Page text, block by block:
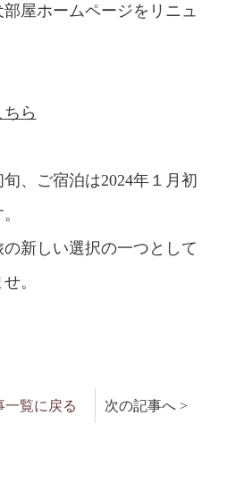
屋ホームページをリニュ
ちら
、ご宿泊は2024年１月初
新しい選択の一つとして
。
一覧に戻る 次の記事へ >